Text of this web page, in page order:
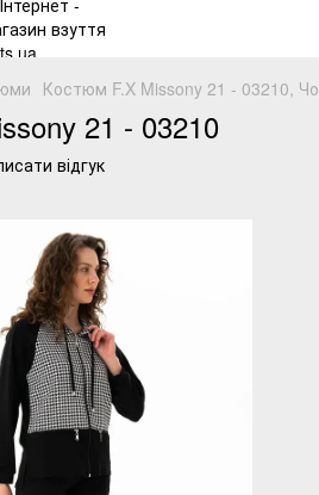
Костюм F.X Missony 21 - 03210,
21 - 03210
відгук